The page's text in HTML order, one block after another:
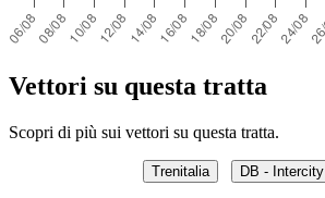
Vettori su questa tratta
Scopri di più sui vettori su questa tratta.
Trenitalia DB - Intercity